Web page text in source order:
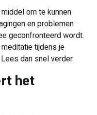
om te kunnen
en problemen
geconfronteerd wordt.
tijdens je
dan snel verder.
het